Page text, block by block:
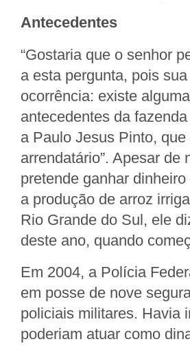
Antecedentes
“Gostaria que o senhor
a esta pergunta, pois
ocorrência: existe
antecedentes da
a Paulo Jesus Pinto,
arrendatário”. Apesar
pretende ganhar
a produção de arroz
Rio Grande do Sul, ele
deste ano, quando
Em 2004, a Polícia
em posse de nove
policiais militares. Havia
poderiam atuar como